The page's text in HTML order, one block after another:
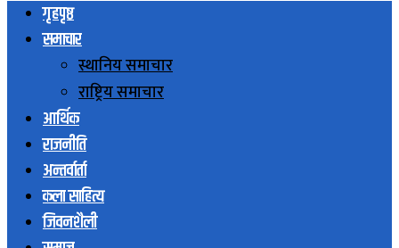
गृहपृष्ठ
समाचार
स्थानिय समाचार
राष्ट्रिय समाचार
आर्थिक
राजनीति
अन्तर्वार्ता
कला साहित्य
जिवनशैली